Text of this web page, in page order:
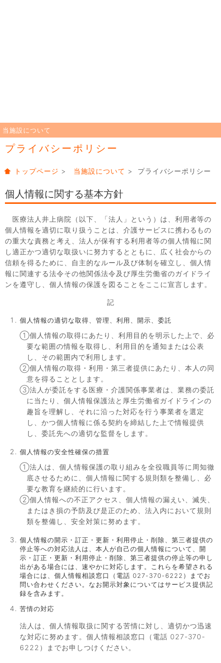
プライバシーポリシー
当施設について
トップページ > 当施設について > プライバシーポリシー
個人情報に関する基本方針
医療法人井上病院（以下、「法人」という）は、利用者等の
個人情報を適切に取り扱うことは、介護サービスに携わるもの
の重大な責務と考え、法人が保有する利用者等の個人情報に関
し適正かつ適切な取扱いに努力するとともに、広く社会からの
信頼を得るために、自主的なルール及び体制を確立し、個人情
報に関連する法令その他関係法令及び厚生労働省のガイドライ
ンを遵守し、個人情報の保護を図ることをここに宣言します。
記
個人情報の適切な取得、管理、利用、開示、委託
①個人情報の取得にあたり、利用目的を明示した上で、必
要な範囲の情報を取得し、利用目的を通知または公表
し、その範囲内で利用します。
②個人情報の取得・利用・第三者提供にあたり、本人の同
意を得ることとします。
③法人が委託をする医療・介護関係事業者は、業務の委託
に当たり、個人情報保護法と厚生労働省ガイドラインの
趣旨を理解し、それに沿った対応を行う事業者を選定
し、かつ個人情報に係る契約を締結した上で情報提供
し、委託先への適切な監督をします。
個人情報の安全性確保の措置
①法人は、個人情報保護の取り組みを全役職員等に周知徹
底させるために、個人情報に関する規則類を整備し、必
要な教育を継続的に行います。
②個人情報への不正アクセス、個人情報の漏えい、滅失、
またはき損の予防及び是正のため、法入内において規則
類を整備し、安全対策に努めます。
個人情報の開示・訂正・更新・利用停止・削除、第三者提供の
停止等への対応法人は、本人が自己の個人情報について、開
示・訂正・更新・利用停止・削除、第三者提供の停止等の申し
出がある場合には、速やかに対応します。これらを希望される
場合には、個人情報相談窓口（電話 027-370-6222）までお
問い合わせください。なお開示対象についてはサービス提供記
録を含みます。
苦情の対応
法人は、個人情報取扱に関する苦情に対し、適切かつ迅速
な対応に努めます。個人情報相談窓口（電話 027-370-
6222）までお申しつけください。